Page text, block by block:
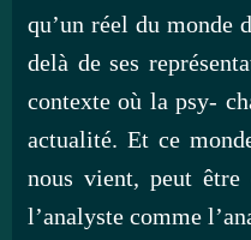
qu’un réel du monde
delà de ses
contexte où la psy-
actualité. Et ce
nous vient, peut
l’analyste comme